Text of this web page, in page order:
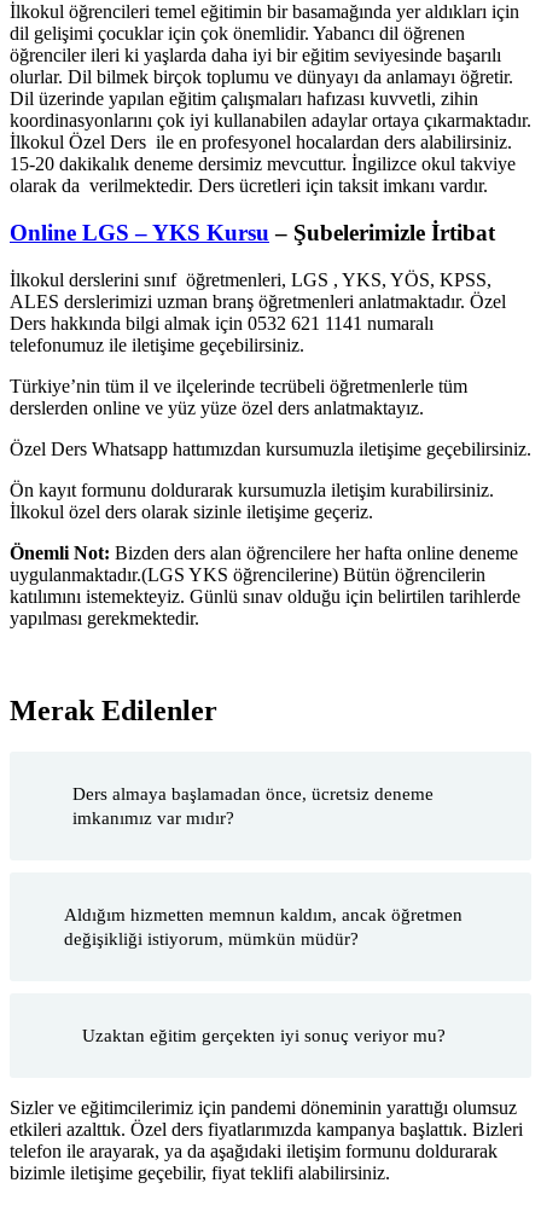
İlkokul öğrencileri temel eğitimin bir basamağında yer aldıkları için
dil gelişimi çocuklar için çok önemlidir. Yabancı dil öğrenen
öğrenciler ileri ki yaşlarda daha iyi bir eğitim seviyesinde başarılı
olurlar. Dil bilmek birçok toplumu ve dünyayı da anlamayı öğretir.
Dil üzerinde yapılan eğitim çalışmaları hafızası kuvvetli, zihin
koordinasyonlarını çok iyi kullanabilen adaylar ortaya çıkarmaktadır.
İlkokul Özel Ders ile en profesyonel hocalardan ders alabilirsiniz.
15-20 dakikalık deneme dersimiz mevcuttur. İngilizce okul takviye
olarak da verilmektedir. Ders ücretleri için taksit imkanı vardır.
Online LGS – YKS Kursu – Şubelerimizle İrtibat
İlkokul derslerini sınıf öğretmenleri, LGS , YKS, YÖS, KPSS,
ALES derslerimizi uzman branş öğretmenleri anlatmaktadır. Özel
Ders hakkında bilgi almak için 0532 621 1141 numaralı
telefonumuz ile iletişime geçebilirsiniz.
Türkiye’nin tüm il ve ilçelerinde tecrübeli öğretmenlerle tüm
derslerden online ve yüz yüze özel ders anlatmaktayız.
Özel Ders Whatsapp hattımızdan kursumuzla iletişime geçebilirsiniz.
Ön kayıt formunu doldurarak kursumuzla iletişim kurabilirsiniz.
İlkokul özel ders olarak sizinle iletişime geçeriz.
Önemli Not: Bizden ders alan öğrencilere her hafta online deneme
uygulanmaktadır.(LGS YKS öğrencilerine) Bütün öğrencilerin
katılımını istemekteyiz. Günlü sınav olduğu için belirtilen tarihlerde
yapılması gerekmektedir.
Merak Edilenler
Ders almaya başlamadan önce, ücretsiz deneme
imkanımız var mıdır?
Aldığım hizmetten memnun kaldım, ancak öğretmen
değişikliği istiyorum, mümkün müdür?
Uzaktan eğitim gerçekten iyi sonuç veriyor mu?
Sizler ve eğitimcilerimiz için pandemi döneminin yarattığı olumsuz
etkileri azalttık. Özel ders fiyatlarımızda kampanya başlattık. Bizleri
telefon ile arayarak, ya da aşağıdaki iletişim formunu doldurarak
bizimle iletişime geçebilir, fiyat teklifi alabilirsiniz.